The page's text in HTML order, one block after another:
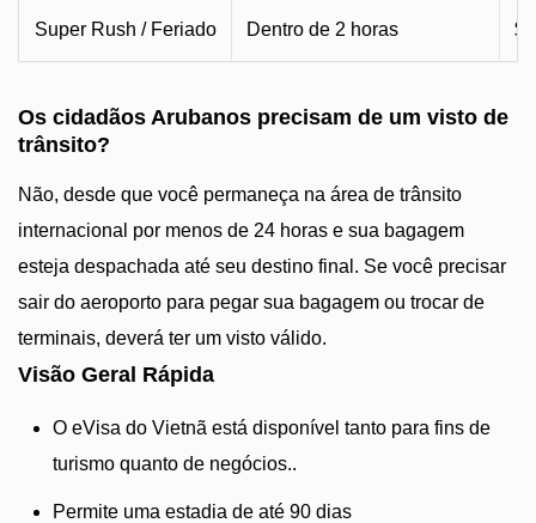
Super Rush / Feriado Dentro de 2 horas
Os cidadãos Arubanos precisam de um visto de
trânsito?
Não, desde que você permaneça na área de trânsito
internacional por menos de 24 horas e sua bagagem
esteja despachada até seu destino final. Se você precisar
sair do aeroporto para pegar sua bagagem ou trocar de
terminais, deverá ter um visto válido.
Visão Geral Rápida
O eVisa do Vietnã está disponível tanto para fins de
turismo quanto de negócios..
Permite uma estadia de até 90 dias